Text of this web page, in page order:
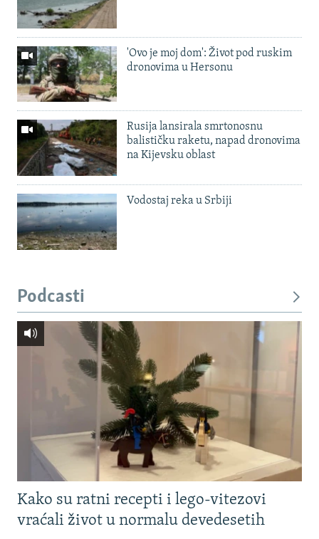
'Ovo je moj dom': Život pod ruskim
dronovima u Hersonu
Rusija lansirala smrtonosnu
balističku raketu, napad dronovima
na Kijevsku oblast
Vodostaj reka u Srbiji
Podcasti
Kako su ratni recepti i lego-vitezovi
vraćali život u normalu devedesetih